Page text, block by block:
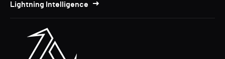
Lightning Intelligence